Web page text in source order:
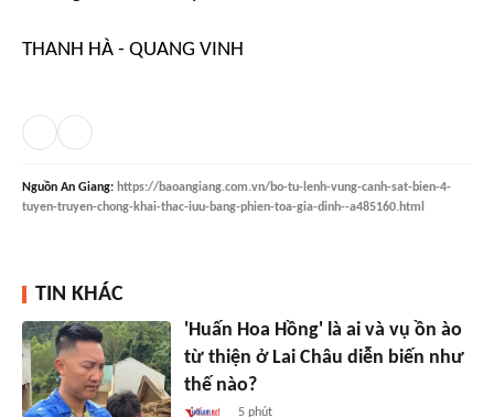
THANH HÀ - QUANG VINH
Nguồn An Giang: https://baoangiang.com.vn/bo-tu-lenh-vung-canh-sat-bien-4-
tuyen-truyen-chong-khai-thac-iuu-bang-phien-toa-gia-dinh--a485160.html
TIN KHÁC
'Huấn Hoa Hồng' là ai và vụ ồn ào
từ thiện ở Lai Châu diễn biến như
thế nào?
5 phút